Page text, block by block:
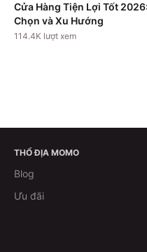
Cửa Hàng Tiện Lợi Tốt
Chọn và Xu Hướng
114.4K lượt xem
THỔ ĐỊA MOMO
Blog
Ưu đãi